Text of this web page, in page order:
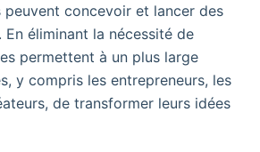
peuvent concevoir et lancer des
éliminant la nécessité de
permettent à un plus large
y compris les entrepreneurs, les
de transformer leurs idées